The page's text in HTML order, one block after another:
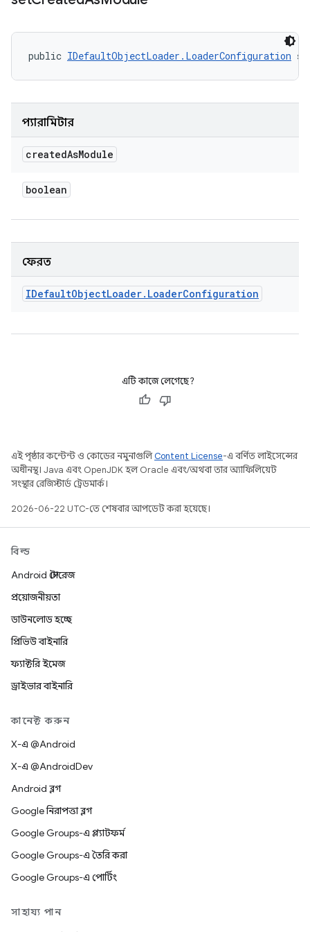
public IDefaultObjectLoader.LoaderConfiguration
প্যারামিটার
createdAsModule
boolean
ফেরত
IDefaultObjectLoader. LoaderConfiguration
এটি কাজে লেগেছে?
এই পৃষ্ঠার কন্টেন্ট ও কোডের নমুনাগুলিContent License-এ বর্ণিত লাইসেন্সের
অধীনস্থ। Java এবং OpenJDK হল Oracle এবং/অথবা তার অ্যাফিলিয়েট
সংস্থার রেজিস্টার্ড ট্রেডমার্ক।
2026-06-22 UTC-তে শেষবার আপডেট করা হয়েছে।
বিল্ড
Android স্টোরেজ
প্রয়োজনীয়তা
ডাউনলোড হচ্ছে
প্রিভিউ বাইনারি
ফ্যাক্টরি ইমেজ
ড্রাইভার বাইনারি
কানেক্ট করুন
X-এ @Android
X-এ @AndroidDev
Android ব্লগ
Google নিরাপত্তা ব্লগ
Google Groups-এ প্ল্যাটফর্ম
Google Groups-এ তৈরি করা
Google Groups-এ পোর্টিং
সাহায্য পান